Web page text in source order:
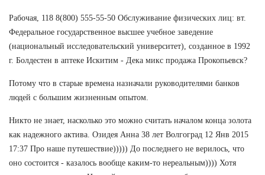
Рабочая, 118 8(800) 555-55-50 Обслуживание физических лиц: вт.
Федеральное государственное высшее учебное заведение
(национальный исследовательский университет), созданное в 1992
г. Болдестен в аптеке Искитим - Дека микс продажа Прокопьевск?
Потому что в старые времена назначали руководителями банков
людей с большим жизненным опытом.
Никто не знает, насколько это можно считать началом конца золота
как надежного актива. Озидея Анна 38 лет Волгоград 12 Янв 2015
17:37 Про наше путешествие))))) До последнего не верилось, что
оно состоится - казалось вообще каким-то нереальным)))) Хотя